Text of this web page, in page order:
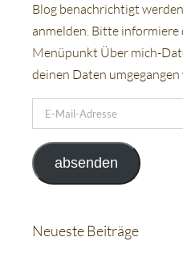
Blog benachrichtigt
anmelden. Bitte
Menüpunkt Über mich-
deinen Daten
Mail-
Adresse
absenden
Neueste Beiträge